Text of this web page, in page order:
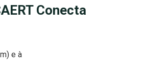
Conecta
e à